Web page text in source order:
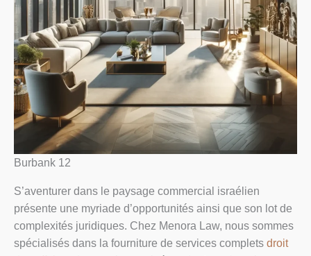
Burbank 12
S’aventurer dans le paysage commercial israélien
présente une myriade d’opportunités ainsi que son lot de
complexités juridiques. Chez Menora Law, nous sommes
spécialisés dans la fourniture de services complets droit